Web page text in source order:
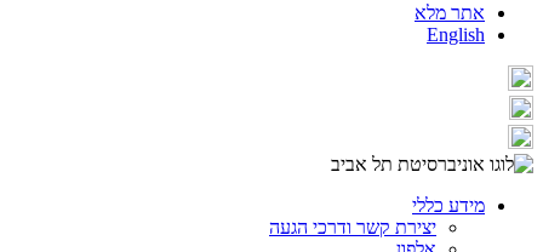
אתר מלא
English
מידע כללי
יצירת קשר ודרכי הגעה